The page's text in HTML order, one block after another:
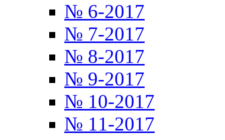
№ 6-2017
№ 7-2017
№ 8-2017
№ 9-2017
№ 10-2017
№ 11-2017